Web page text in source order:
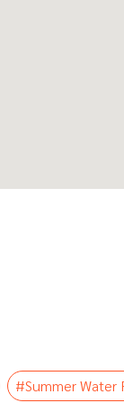
#Summer Water